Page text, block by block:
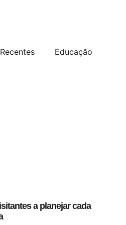
Educação
a planejar cada